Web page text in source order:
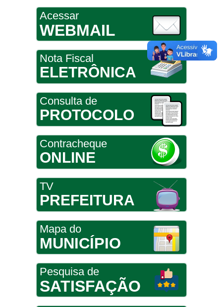
Acessar
WEBMAIL
Nota Fiscal
ELETRÔNICA
Consulta de
PROTOCOLO
Contracheque
ONLINE
TV
PREFEITURA
Mapa do
MUNICÍPIO
Pesquisa de
SATISFAÇÃO